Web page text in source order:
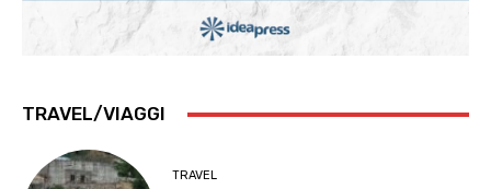
TRAVEL/VIAGGI
TRAVEL